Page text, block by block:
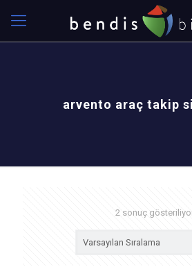
arvento araç takip
2 sonuç